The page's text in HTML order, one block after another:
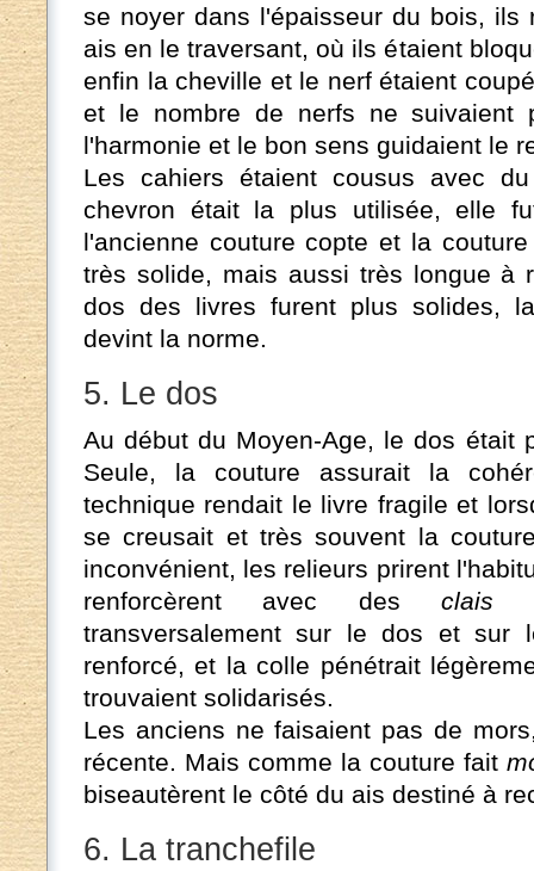
se noyer dans l'épaisseur du bois, ils
ais en le traversant, où ils étaient
enfin la cheville et le nerf étaient
et le nombre de nerfs ne suivaient
l'harmonie et le bon sens guidaient le
Les cahiers étaient cousus avec
chevron était la plus utilisée, elle
l'ancienne couture copte et la
très solide, mais aussi très longue à
dos des livres furent plus solides,
devint la norme.
5. Le dos
Au début du Moyen-Age, le dos était
Seule, la couture assurait la
technique rendait le livre fragile et
se creusait et très souvent la
inconvénient, les relieurs prirent
renforcèrent avec des clais
transversalement sur le dos et sur
renforcé, et la colle pénétrait
trouvaient solidarisés.
Les anciens ne faisaient pas de
récente. Mais comme la couture fait
biseautèrent le côté du ais destiné à
6. La tranchefile